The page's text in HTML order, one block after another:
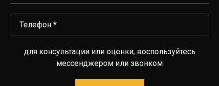
для консультации или оценки, воспользуйтесь
мессенджером или звонком